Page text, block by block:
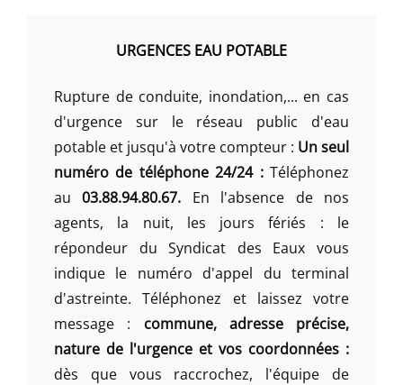
URGENCES EAU POTABLE
Rupture de conduite, inondation,... en cas
d'urgence sur le réseau public d'eau
potable et jusqu'à votre compteur : Un seul
numéro de téléphone 24/24 :Téléphonez
au03.88.94.80.67. En l'absence de nos
agents, la nuit, les jours fériés : le
répondeur du Syndicat des Eaux vous
indique le numéro d'appel du terminal
d'astreinte. Téléphonez et laissez votre
message : commune, adresse précise,
nature de l'urgence et vos coordonnées :
dès que vous raccrochez, l'équipe de